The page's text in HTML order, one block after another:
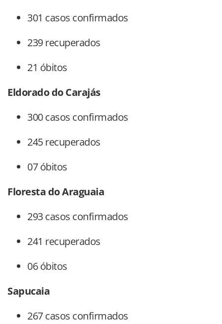
301 casos confirmados
239 recuperados
21 óbitos
Eldorado do Carajás
300 casos confirmados
245 recuperados
07 óbitos
Floresta do Araguaia
293 casos confirmados
241 recuperados
06 óbitos
Sapucaia
267 casos confirmados